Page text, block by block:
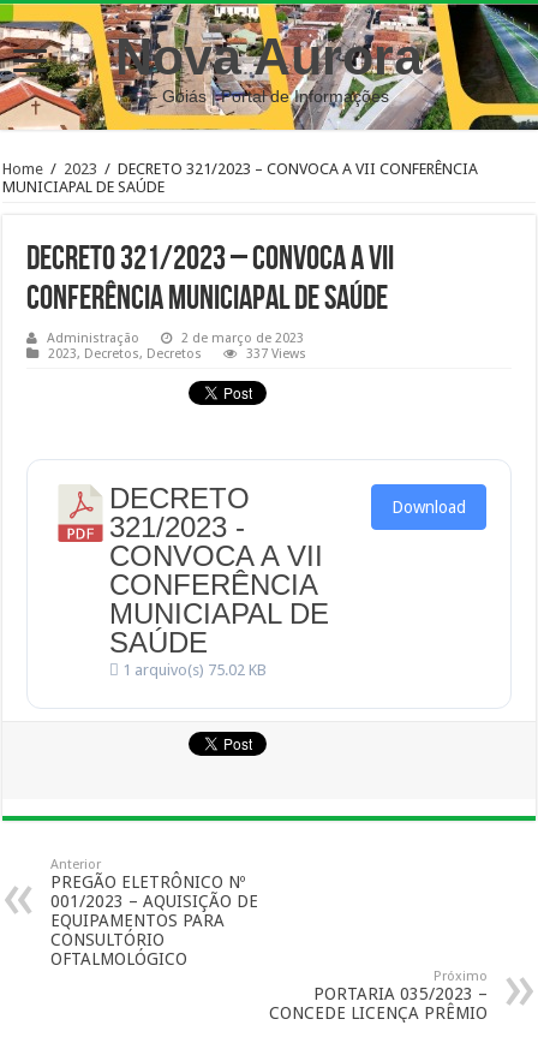
Nova Aurora
– Goiás | Portal de Informações
Home / 2023 / DECRETO 321/2023 – CONVOCA A VII CONFERÊNCIA
MUNICIAPAL DE SAÚDE
DECRETO 321/2023 – CONVOCA A VII
CONFERÊNCIA MUNICIAPAL DE SAÚDE
Administração
2 de março de 2023
2023, Decretos, Decretos 337 Views
DECRETO
321/2023 -
CONVOCA A VII
CONFERÊNCIA
MUNICIAPAL DE
SAÚDE
1 arquivo(s) 75.02 KB
Download
Anterior
PREGÃO ELETRÔNICO Nº
001/2023 – AQUISIÇÃO DE
EQUIPAMENTOS PARA
CONSULTÓRIO
OFTALMOLÓGICO
Próximo
PORTARIA 035/2023 –
CONCEDE LICENÇA PRÊMIO